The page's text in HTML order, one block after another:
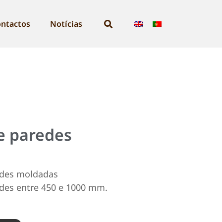
Notícias
paredes
moldadas
entre 450 e 1000 mm.